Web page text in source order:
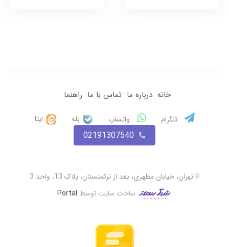
خانه درباره ما تماس با ما راهنما
تلگرام واتساپ بله ایتا
02191307540
ساخت سایت توسط Portal
تهران، خیابان مطهری، بعد از ترکمنستان، پلاک 13، واحد 3